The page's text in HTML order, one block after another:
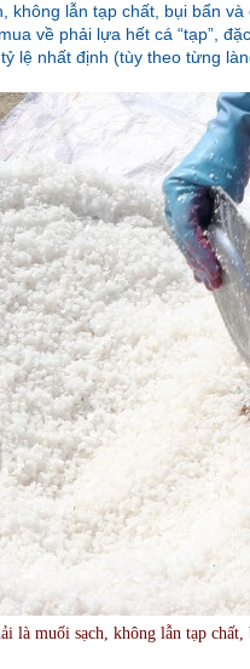
không lẫn tạp chất, bụi bẩn
về phải lựa hết cá “tạp”,
lệ nhất định (tùy theo từng
là muối sạch, không lẫn tạp